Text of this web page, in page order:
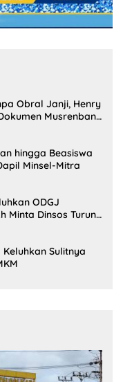
Obral Janji, Henry
Musrenbang
hingga Beasiswa
Minsel-Mitra
ODGJ
Minta Dinsos Turun
Sulitnya